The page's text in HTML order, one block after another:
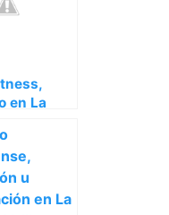
en La
–